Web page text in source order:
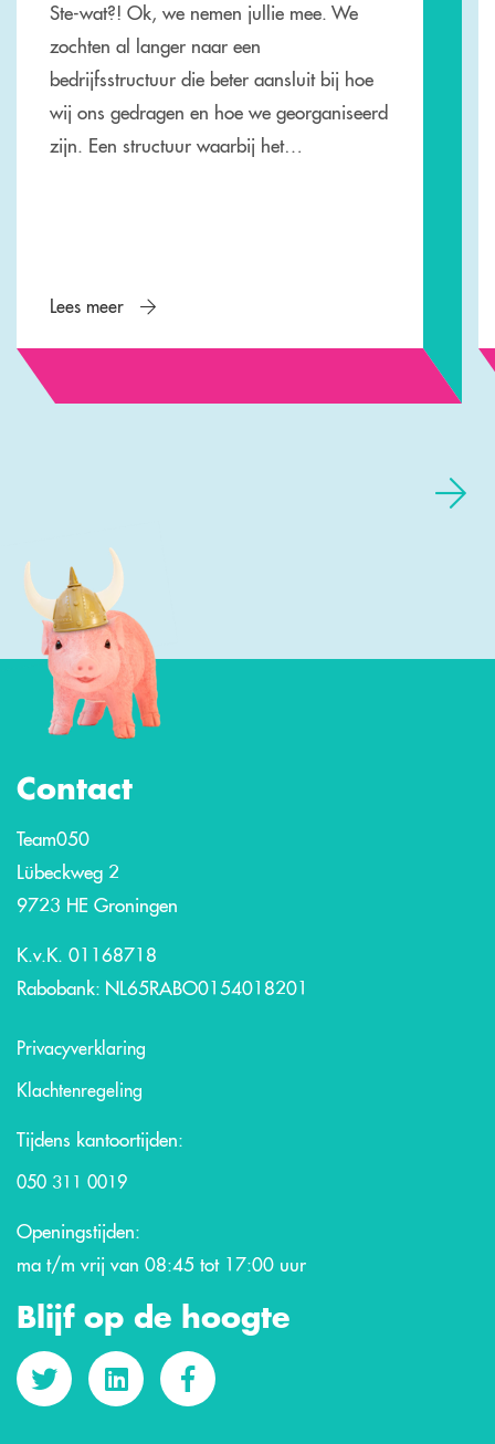
Ste-wat?! Ok, we nemen jullie mee. We
zochten al langer naar een
bedrijfsstructuur die beter aansluit bij hoe
wij ons gedragen en hoe we georganiseerd
zijn. Een structuur waarbij het…
Lees meer
Contact
Team050
Lübeckweg 2
9723 HE Groningen
K.v.K. 01168718
Rabobank: NL65RABO0154018201
Privacyverklaring
Klachtenregeling
Tijdens kantoortijden:
050 311 0019
Openingstijden:
ma t/m vrij van 08:45 tot 17:00 uur
Blijf op de hoogte